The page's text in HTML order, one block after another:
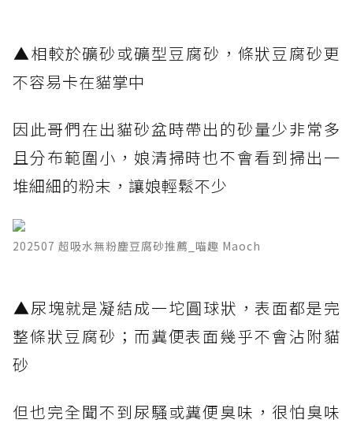
​▲相較於礦砂或礦型豆腐砂，條狀豆腐砂更
不容易卡在貓掌中
因此哥們在出貓砂盆時帶出的砂量少非常多
且分布範圍小，娘清掃時也不會看到掃出一
堆細細的粉末，讓娘輕鬆不少
202507 超吸水無粉塵豆腐砂推薦_喵趣 Maoch
​▲尿塊就是凝結成一坨圓球狀，表面都是完
整條狀豆腐砂；而糞便表面幾乎不會沾附貓
砂
但也完全聞不到尿騷或糞便臭味，很怕臭味